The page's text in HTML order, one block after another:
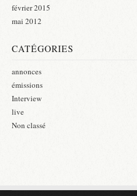
février 2015
mai 2012
CATÉGORIES
annonces
émissions
Interview
live
Non classé